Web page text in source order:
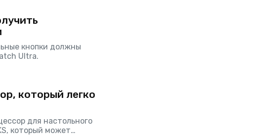
кнопки должны
Ultra.
который легко
для настольного
который может